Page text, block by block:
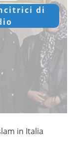
di
in Italia